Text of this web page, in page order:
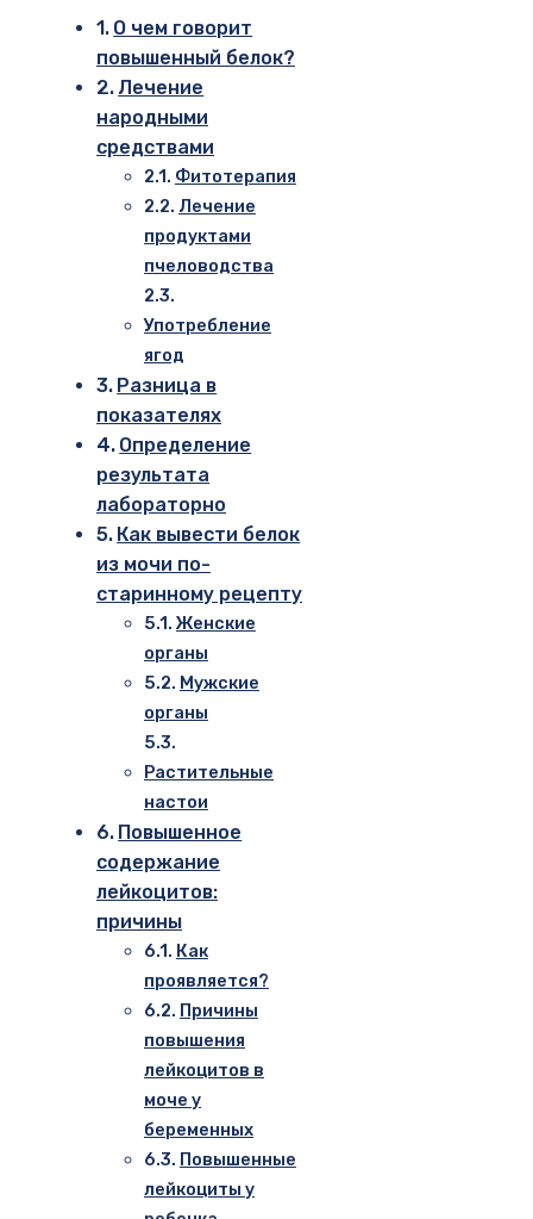
О чем говорит
повышенный белок?
Лечение
народными
средствами
Фитотерапия
Лечение
продуктами
пчеловодства
Употребление
ягод
Разница в
показателях
Определение
результата
лабораторно
Как вывести белок
из мочи по-
старинному рецепту
Женские
органы
Мужские
органы
Растительные
настои
Повышенное
содержание
лейкоцитов:
причины
Как
проявляется?
Причины
повышения
лейкоцитов в
моче у
беременных
Повышенные
лейкоциты у